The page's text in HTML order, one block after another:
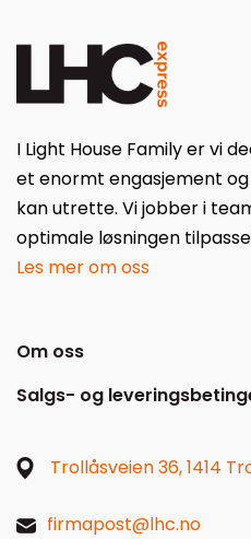
I Light House Family er vi
et enormt engasjement
kan utrette. Vi jobber i
optimale løsningen
Les mer om oss
Om oss
Salgs- og
Trollåsveien 36, 1414
firmapost@lhc.no